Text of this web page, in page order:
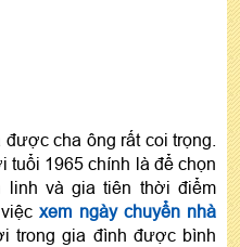
cha ông rất coi trọng.
tuổi 1965 chính là để chọn
linh và gia tiên thời điểm
việcxem ngày chuyển nhà
trong gia đình được bình